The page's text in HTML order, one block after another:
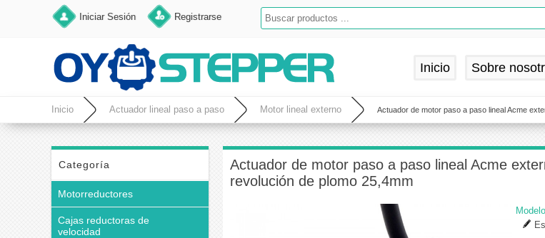
Iniciar Sesión Registrarse
Inicio Sobre
Inicio Actuador lineal paso a paso Motor lineal externo Actuador de motor paso a paso lineal Acme
Categoría
Motorreductores
Cajas reductoras de
velocidad
Actuador de motor paso a paso lineal Acme
revolución de plomo 25,4mm